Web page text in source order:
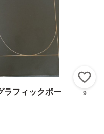
ラフィックボー
9